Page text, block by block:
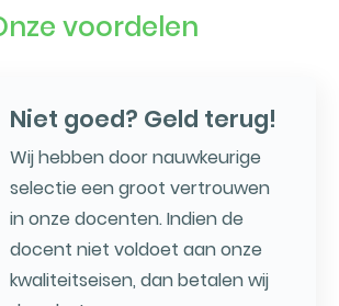
voordelen
Niet goed? Geld terug!
Wij hebben door nauwkeurige
selectie een groot vertrouwen
in onze docenten. Indien de
docent niet voldoet aan onze
kwaliteitseisen, dan betalen wij